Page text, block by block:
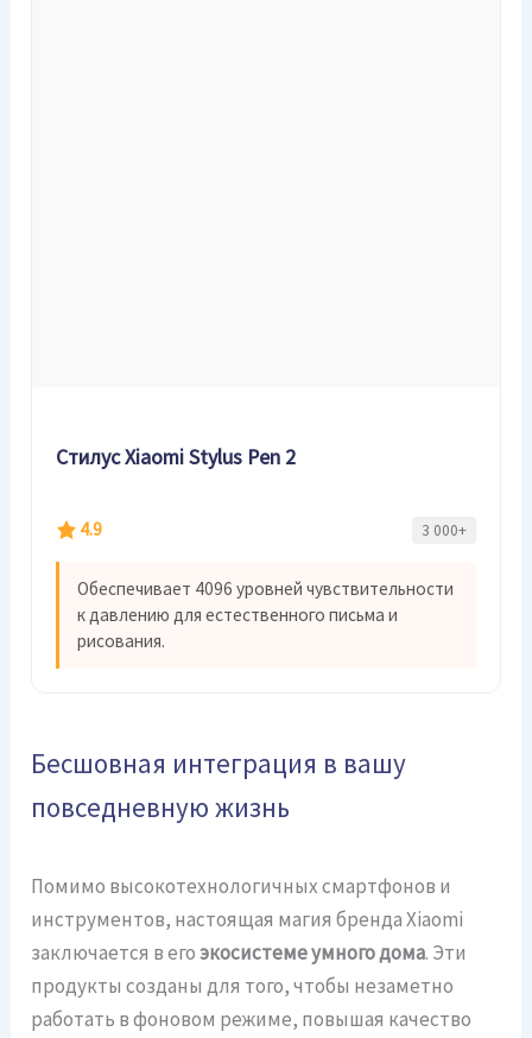
Стилус Xiaomi Stylus Pen 2
4.9 3 000+
Обеспечивает 4096 уровней чувствительности
к давлению для естественного письма и
рисования.
Бесшовная интеграция в вашу
повседневную жизнь
Помимо высокотехнологичных смартфонов и
инструментов, настоящая магия бренда Xiaomi
заключается в егоэкосистеме умного дома. Эти
продукты созданы для того, чтобы незаметно
работать в фоновом режиме, повышая качество